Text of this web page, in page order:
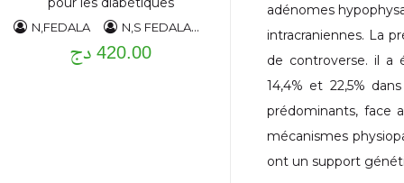
adénomes
intracraniennes. La
de controverse. il a
14,4% et 22,5%
prédominants, face
mécanismes
ont un support
N,FEDALA N,S FEDALA AEM HADDAM
420.00 دج